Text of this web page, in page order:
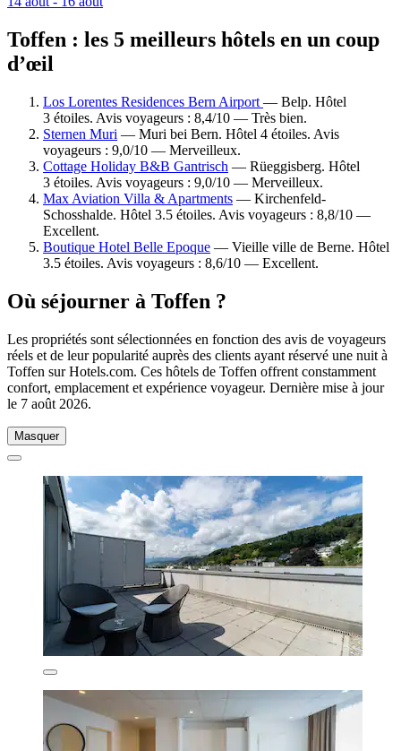
Toffen : les 5 meilleurs hôtels en un coup
d’œil
Los Lorentes Residences Bern Airport — Belp. Hôtel
3 étoiles. Avis voyageurs : 8,4/10 — Très bien.
Sternen Muri — Muri bei Bern. Hôtel 4 étoiles. Avis
voyageurs : 9,0/10 — Merveilleux.
Cottage Holiday B&B Gantrisch — Rüeggisberg. Hôtel
3 étoiles. Avis voyageurs : 9,0/10 — Merveilleux.
Max Aviation Villa & Apartments — Kirchenfeld-
Schosshalde. Hôtel 3.5 étoiles. Avis voyageurs : 8,8/10 —
Excellent.
Boutique Hotel Belle Epoque — Vieille ville de Berne. Hôtel
3.5 étoiles. Avis voyageurs : 8,6/10 — Excellent.
Où séjourner à Toffen ?
Les propriétés sont sélectionnées en fonction des avis de voyageurs
réels et de leur popularité auprès des clients ayant réservé une nuit à
Toffen sur Hotels.com. Ces hôtels de Toffen offrent constamment
confort, emplacement et expérience voyageur. Dernière mise à jour
le 7 août 2026.
Masquer